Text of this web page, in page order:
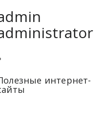
интернет-